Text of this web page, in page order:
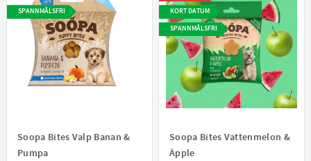
Soopa Bites Valp Banan &
Pumpa
SPANNMÅLSFRI
Soopa Bites Vattenmelon &
Äpple
KORT DATUM
SPANNMÅLSFRI